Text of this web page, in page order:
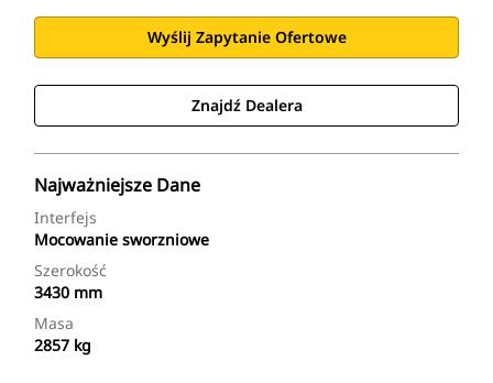
Wyślij Zapytanie Ofertowe
Znajdź Dealera
Najważniejsze Dane
Interfejs
Mocowanie sworzniowe
Szerokość
3430 mm
Masa
2857 kg